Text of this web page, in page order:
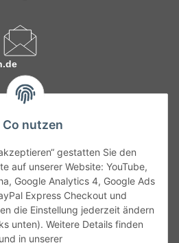
nutzen
gestatten Sie den
auf unserer Website: YouTube,
Google Analytics 4, Google Ads
Express Checkout und
die Einstellung jederzeit ändern
unten). Weitere Details finden
und in unserer
Gewähr. Irrtümer und fehlerhafte